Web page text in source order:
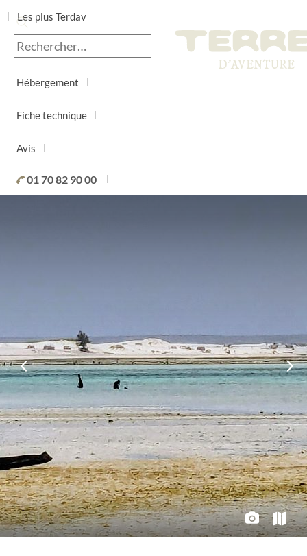
Les plus Terdav
Jour par jour
Hébergement
Fiche technique
Avis
01 70 82 90 00